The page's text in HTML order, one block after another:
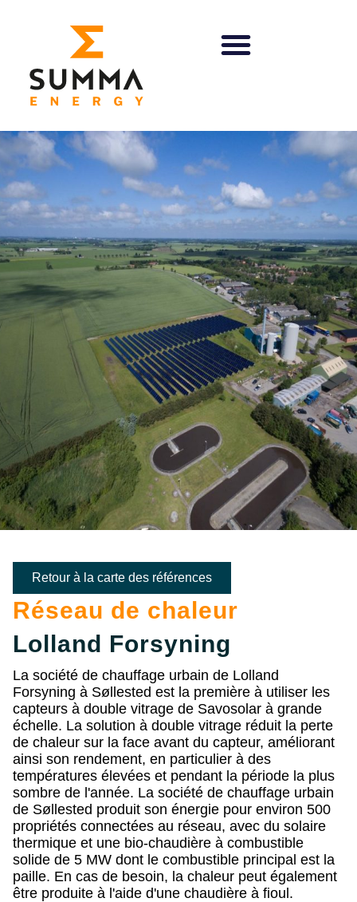
Réseau de chaleur
Retour à la carte des références
Lolland Forsyning
La société de chauffage urbain de Lolland
Forsyning à Søllested est la première à utiliser les
capteurs à double vitrage de Savosolar à grande
échelle. La solution à double vitrage réduit la perte
de chaleur sur la face avant du capteur, améliorant
ainsi son rendement, en particulier à des
températures élevées et pendant la période la plus
sombre de l'année. La société de chauffage urbain
de Søllested produit son énergie pour environ 500
propriétés connectées au réseau, avec du solaire
thermique et une bio-chaudière à combustible
solide de 5 MW dont le combustible principal est la
paille. En cas de besoin, la chaleur peut également
être produite à l'aide d'une chaudière à fioul.